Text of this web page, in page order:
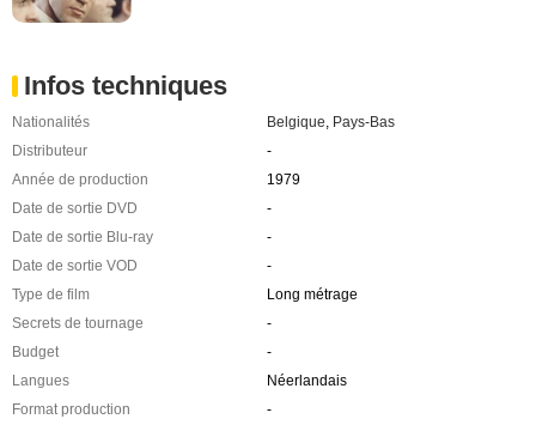
Infos techniques
Nationalités Belgique Pays-Bas
Distributeur
-
Année de production
1979
Date de sortie DVD
-
Date de sortie Blu-ray
-
Date de sortie VOD
-
Type de film
Long métrage
Secrets de tournage
-
Budget
-
Langues
Néerlandais
Format production
-